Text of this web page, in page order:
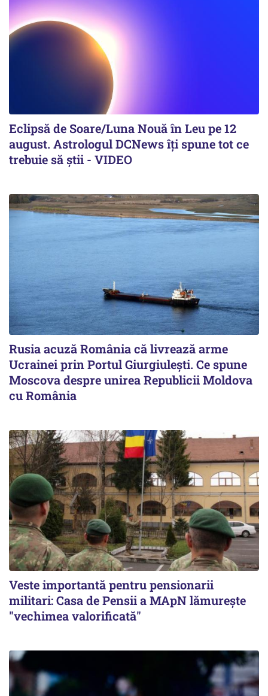
Eclipsă de Soare/Luna Nouă în Leu pe 12
august. Astrologul DCNews îți spune tot ce
trebuie să știi - VIDEO
Rusia acuză România că livrează arme
Ucrainei prin Portul Giurgiulești. Ce spune
Moscova despre unirea Republicii Moldova
cu România
Veste importantă pentru pensionarii
militari: Casa de Pensii a MApN lămurește
"vechimea valorificată"